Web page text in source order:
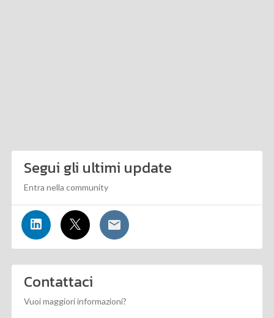
Segui gli ultimi update
Entra nella community
Contattaci
Vuoi maggiori informazioni?